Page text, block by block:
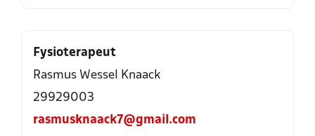
Fysioterapeut
Rasmus Wessel Knaack
29929003
rasmusknaack7@gmail.com